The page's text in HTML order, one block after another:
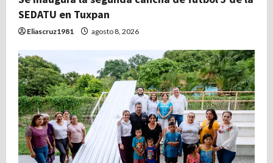
SEDATU en Tuxpan
Eliascruz1981 agosto 8, 2026